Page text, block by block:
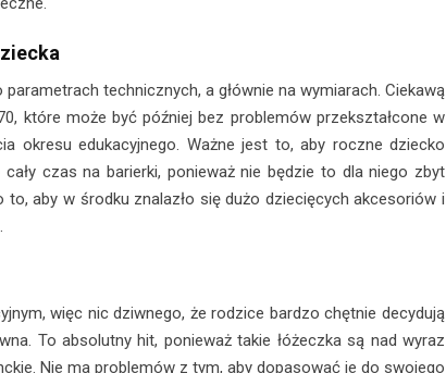
technicznych, a głównie na wymiarach. Ciekawą
które może być później bez problemów przekształcone w
okresu edukacyjnego. Ważne jest to, aby roczne dziecko
czas na barierki, ponieważ nie będzie to dla niego zbyt
aby w środku znalazło się dużo dziecięcych akcesoriów i
więc nic dziwnego, że rodzice bardzo chętnie decydują
To absolutny hit, ponieważ takie łóżeczka są nad wyraz
Nie ma problemów z tym, aby dopasować je do swojego